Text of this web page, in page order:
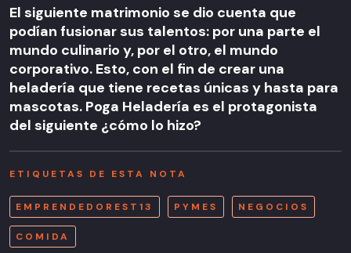
El siguiente matrimonio se dio cuenta que
podían fusionar sus talentos: por una parte el
mundo culinario y, por el otro, el mundo
corporativo. Esto, con el fin de crear una
heladería que tiene recetas únicas y hasta para
mascotas. Poga Heladería es el protagonista
del siguiente ¿cómo lo hizo?
ETIQUETAS DE ESTA NOTA
EMPRENDEDOREST13 PYMES NEGOCIOS
COMIDA